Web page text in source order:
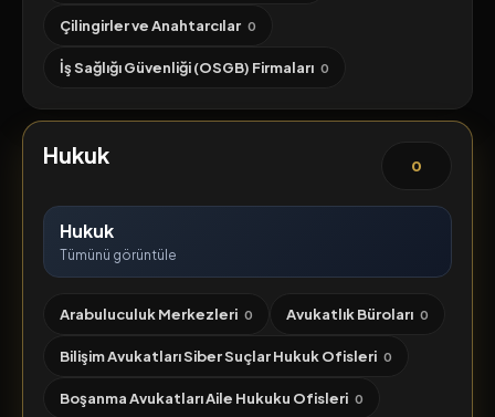
Çilingirler ve Anahtarcılar 0
İş Sağlığı Güvenliği (OSGB) Firmaları 0
Hukuk 0
Hukuk
Tümünü görüntüle
Arabuluculuk Merkezleri 0 Avukatlık Büroları 0
Bilişim Avukatları Siber Suçlar Hukuk Ofisleri 0
Boşanma Avukatları Aile Hukuku Ofisleri 0